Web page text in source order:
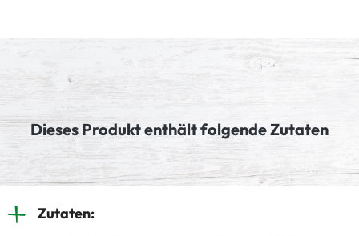
Dieses Produkt enthält folgende Zutaten
Zutaten: